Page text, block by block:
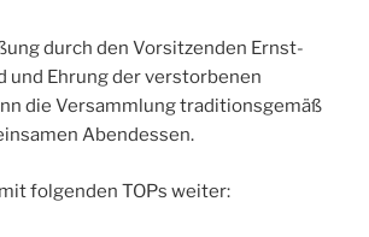
durch den Vorsitzenden Ernst-
und Ehrung der verstorbenen
die Versammlung traditionsgemäß
Abendessen.
folgenden TOPs weiter: